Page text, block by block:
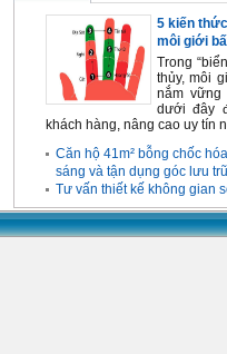
5 kiến
môi giới
Trong
thủy, môi
nắm
dưới đây
khách hàng, nâng cao uy tín
Căn hộ 41m² bỗng chốc
sáng và tận dụng góc lưu
Tư vấn thiết kế không gian